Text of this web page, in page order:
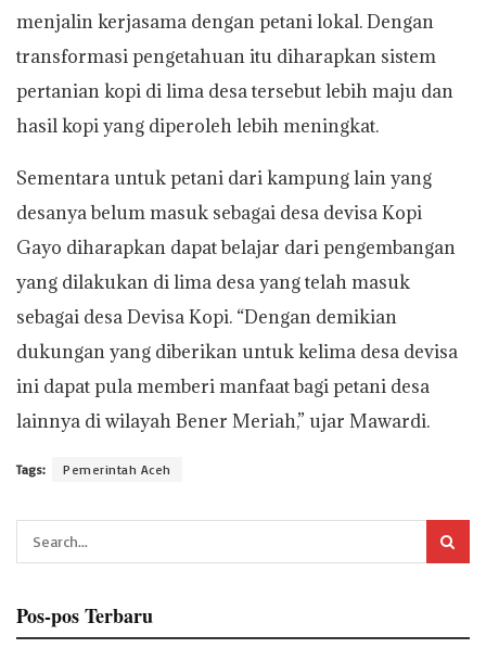
menjalin kerjasama dengan petani lokal. Dengan
transformasi pengetahuan itu diharapkan sistem
pertanian kopi di lima desa tersebut lebih maju dan
hasil kopi yang diperoleh lebih meningkat.
Sementara untuk petani dari kampung lain yang
desanya belum masuk sebagai desa devisa Kopi
Gayo diharapkan dapat belajar dari pengembangan
yang dilakukan di lima desa yang telah masuk
sebagai desa Devisa Kopi. “Dengan demikian
dukungan yang diberikan untuk kelima desa devisa
ini dapat pula memberi manfaat bagi petani desa
lainnya di wilayah Bener Meriah,” ujar Mawardi.
Tags: Pemerintah Aceh
Pos-pos Terbaru